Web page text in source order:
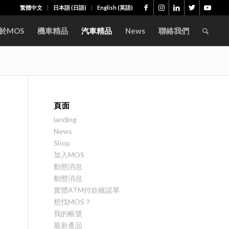
繁體中文 日本語(日語) English(英語)
MOS 機車精品 汽車精品 News 聯絡我們
頁面
landing
News
Shop
加入MOS
動態消息
動態消息
實體ATM付款確認單
想找MOS？
我的帳號
最新產品